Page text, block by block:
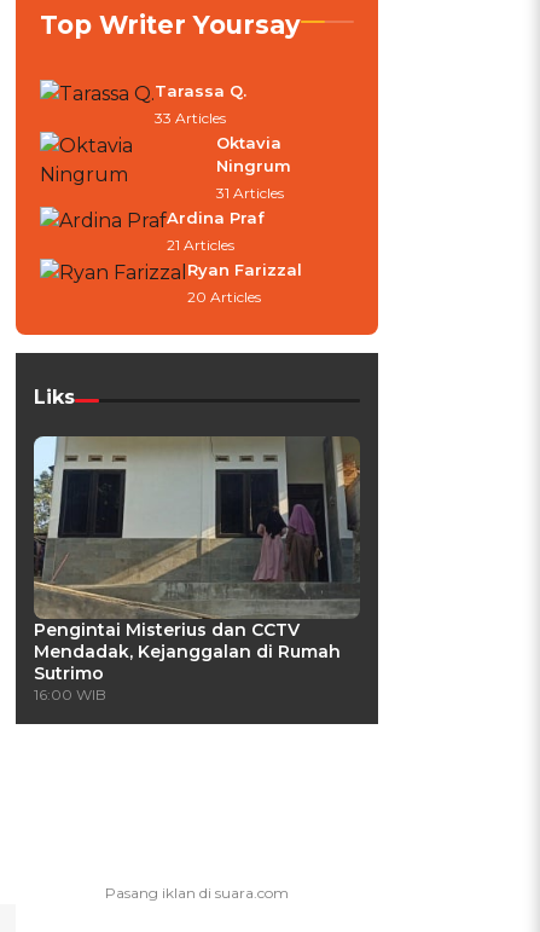
Top Writer Yoursay
Tarassa Q.
33 Articles
Oktavia
Ningrum
31 Articles
Ardina Praf
21 Articles
Ryan Farizzal
20 Articles
Liks
Pengintai Misterius dan CCTV
Mendadak, Kejanggalan di Rumah
Sutrimo
16:00 WIB